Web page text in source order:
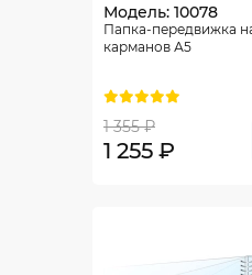
Модель: 10078
Папка-передвижка
карманов А5
1 355 ₽
1 255 ₽